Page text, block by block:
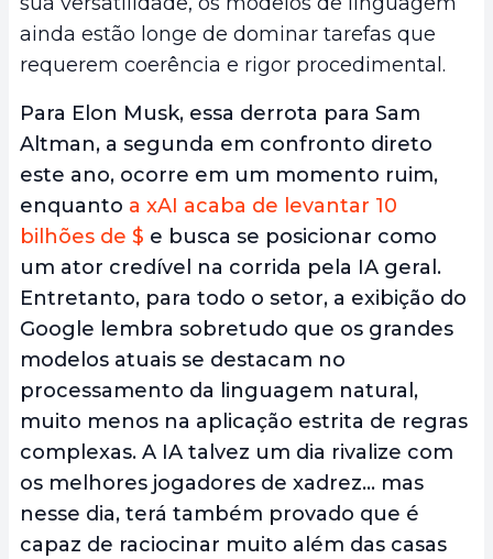
ainda estão longe de dominar tarefas que
requerem coerência e rigor procedimental.
Para Elon Musk, essa derrota para Sam
Altman, a segunda em confronto direto
este ano, ocorre em um momento ruim,
enquanto a xAI acaba de levantar 10
bilhões de $ e busca se posicionar como
um ator credível na corrida pela IA geral.
Entretanto, para todo o setor, a exibição do
Google lembra sobretudo que os grandes
modelos atuais se destacam no
processamento da linguagem natural,
muito menos na aplicação estrita de regras
complexas. A IA talvez um dia rivalize com
os melhores jogadores de xadrez… mas
nesse dia, terá também provado que é
capaz de raciocinar muito além das casas